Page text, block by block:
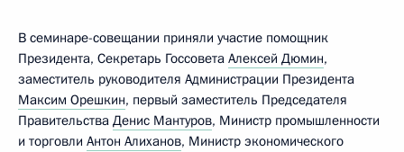
В семинаре-совещании приняли участие помощник
Президента, Секретарь Госсовета Алексей Дюмин,
заместитель руководителя Администрации Президента
Максим Орешкин, первый заместитель Председателя
Правительства Денис Мантуров, Министр промышленности
и торговли Антон Алиханов, Министр экономического